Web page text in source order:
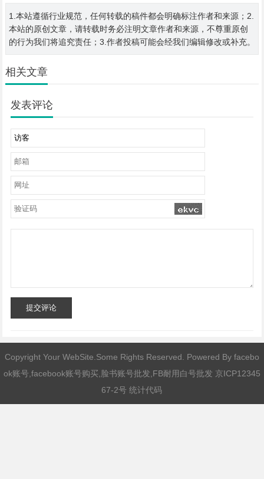
1.本站遵循行业规范，任何转载的稿件都会明确标注作者和来源；2.
本站的原创文章，请转载时务必注明文章作者和来源，不尊重原创
的行为我们将追究责任；3.作者投稿可能会经我们编辑修改或补充。
相关文章
发表评论
提交评论
Copyright Your WebSite.Some Rights Reserved. Powered By facebo
ok账号,facebook账号购买,脸书账号批发,FB耐用白号批发 京ICP12345
67-2号 统计代码